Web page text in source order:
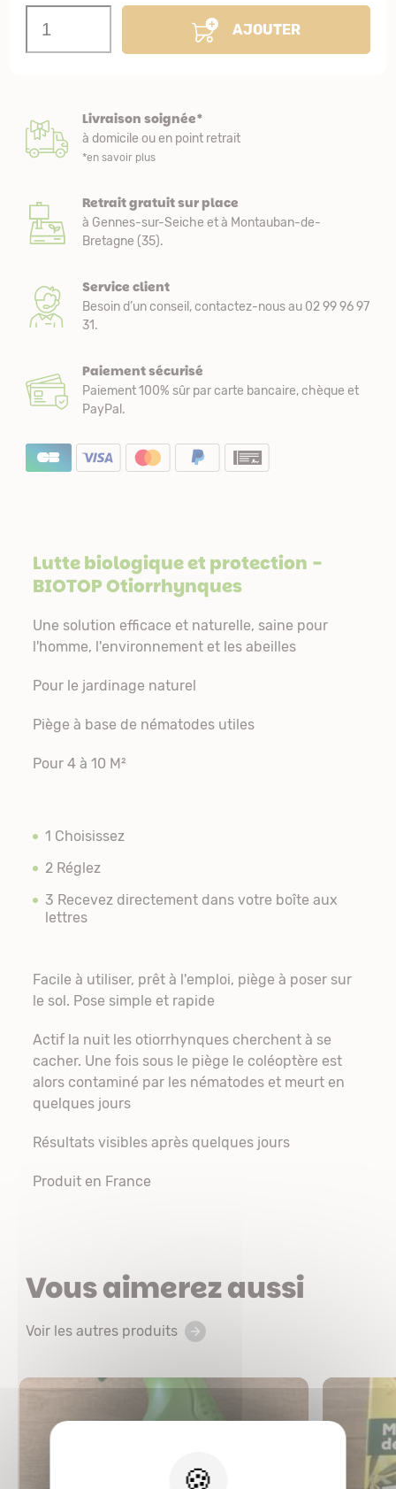
AJOUTER
Livraison soignée*
à domicile ou en point retrait
*en savoir plus
Retrait gratuit sur place
à Gennes-sur-Seiche et à Montauban-de-
Bretagne (35).
Service client
Besoin d’un conseil, contactez-nous au 02 99 96 97
31.
Paiement sécurisé
Paiement 100% sûr par carte bancaire, chèque et
PayPal.
Lutte biologique et protection -
BIOTOP Otiorrhynques
Une solution efficace et naturelle, saine pour
l'homme, l'environnement et les abeilles
Pour le jardinage naturel
Piège à base de nématodes utiles
Pour 4 à 10 M²
1 Choisissez
2 Réglez
3 Recevez directement dans votre boîte aux
lettres
Facile à utiliser, prêt à l'emploi, piège à poser sur
le sol. Pose simple et rapide
Actif la nuit les otiorrhynques cherchent à se
cacher. Une fois sous le piège le coléoptère est
alors contaminé par les nématodes et meurt en
quelques jours
Résultats visibles après quelques jours
Produit en France
Vous aimerez aussi
Voir les autres produits